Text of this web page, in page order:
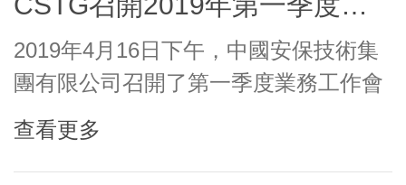
2019年4月16日下午，中國安保技術集
團有限公司召開了第一季度業務工作會
議。在會議上，各分支機構和集團相關
業務部門分別介紹了市場工作情況和推
進成果。集團譚鋒總裁及全體人員參加
查看更多